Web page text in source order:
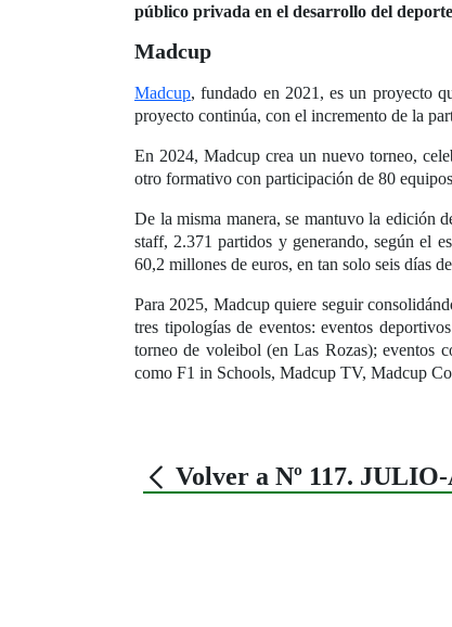
público privada en el desarrollo del
Madcup
Madcup, fundado en 2021, es un proyecto
proyecto continúa, con el incremento de la
En 2024, Madcup crea un nuevo torneo,
otro formativo con participación de 80
De la misma manera, se mantuvo la edición
staff, 2.371 partidos y generando, según el
60,2 millones de euros, en tan solo seis días
Para 2025, Madcup quiere seguir
tres tipologías de eventos: eventos
torneo de voleibol (en Las Rozas); eventos
como F1 in Schools, Madcup TV, Madcup
Volver a Nº 117.